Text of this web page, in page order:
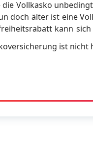
Vollkasko
doch älter ist eine
kann
ist nicht